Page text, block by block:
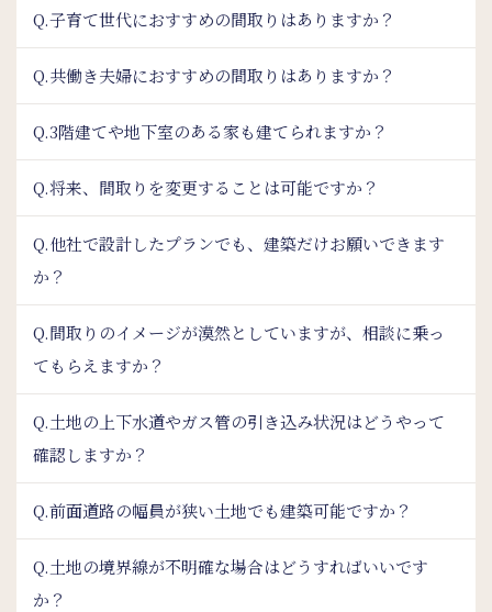
Q.子育て世代におすすめの間取りはありますか？
Q.共働き夫婦におすすめの間取りはありますか？
Q.3階建てや地下室のある家も建てられますか？
Q.将来、間取りを変更することは可能ですか？
Q.他社で設計したプランでも、建築だけお願いできます
か？
Q.間取りのイメージが漠然としていますが、相談に乗っ
てもらえますか？
Q.土地の上下水道やガス管の引き込み状況はどうやって
確認しますか？
Q.前面道路の幅員が狭い土地でも建築可能ですか？
Q.土地の境界線が不明確な場合はどうすればいいです
か？